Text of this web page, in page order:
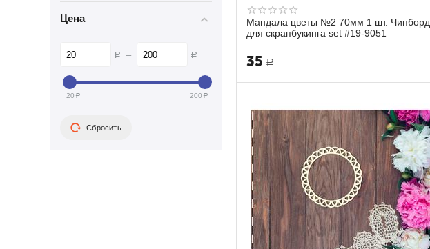
Мандала цветы №2 70мм 1 шт. Чипборд
для скрапбукинга set #19-9051
35 Р
Фрукты, ягоды, овощи
Шестерни
Школа
Цена
Р – Р
20 Р 200 Р
Сбросить